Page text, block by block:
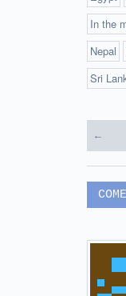
In the
Nepal
Sri
←